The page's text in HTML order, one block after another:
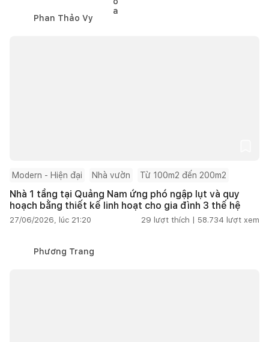
Phan Thảo Vy
Modern - Hiện đại Nhà vườn Từ 100m2 đến 200m2
Nhà 1 tầng tại Quảng Nam ứng phó ngập lụt và quy
hoạch bằng thiết kế linh hoạt cho gia đình 3 thế hệ
27/06/2026, lúc 21:20 29 lượt thích | 58.734 lượt xem
Phương Trang